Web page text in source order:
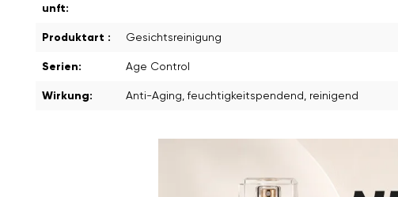
unft:
Produktart : Gesichtsreinigung
Serien: Age Control
Wirkung: Anti-Aging , feuchtigkeitspendend , reinigend